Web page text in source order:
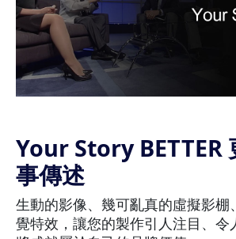
Your Story BETTER
事傳述
生動的影像、幾可亂真的虛擬影棚
覺特效，讓您的製作引人注目、令